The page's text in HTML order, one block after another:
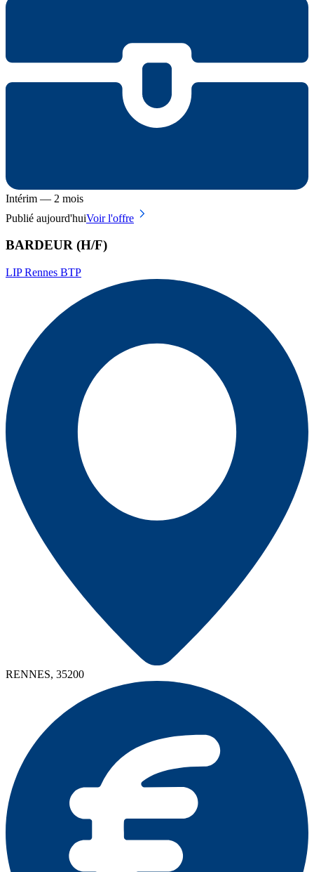
Intérim — 2 mois
Publié aujourd'huiVoir l'offre
BARDEUR (H/F)
LIP Rennes BTP
RENNES, 35200